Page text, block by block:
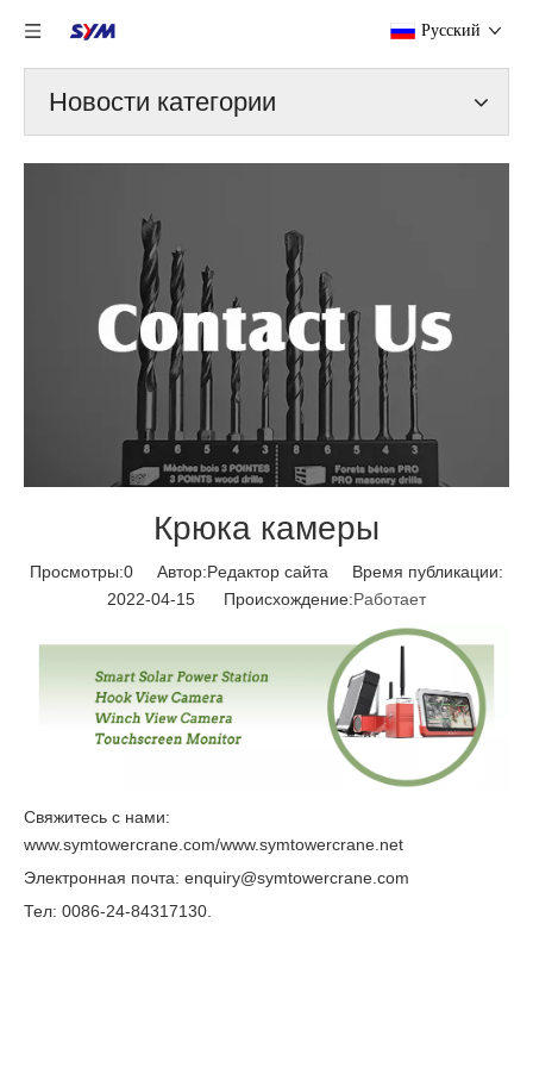
Pусский
Новости категории
Крюка камеры
Просмотры:0 Автор:Pедактор сайта Время публикации:
2022-04-15 Происхождение:Работает
Свяжитесь с нами:
www.symtowercrane.com/www.symtowercrane.net
Электронная почта: enquiry@symtowercrane.com
Тел: 0086-24-84317130.